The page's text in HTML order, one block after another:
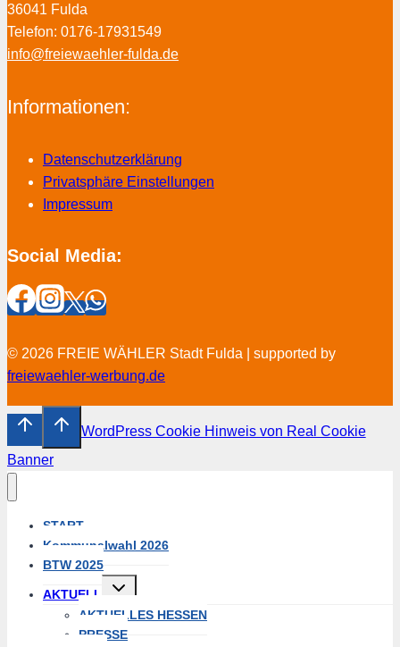
36041 Fulda
Telefon: 0176-17931549
info@freiewaehler-fulda.de
Informationen:
Datenschutzerklärung
Privatsphäre Einstellungen
Impressum
Social Media:
© 2026 FREIE WÄHLER Stadt Fulda | supported by
freiewaehler-werbung.de
WordPress Cookie Hinweis von Real Cookie
Banner
START
Kommunalwahl 2026
BTW 2025
AKTUELL
Untermenü
umschalten
AKTUELLES HESSEN
PRESSE